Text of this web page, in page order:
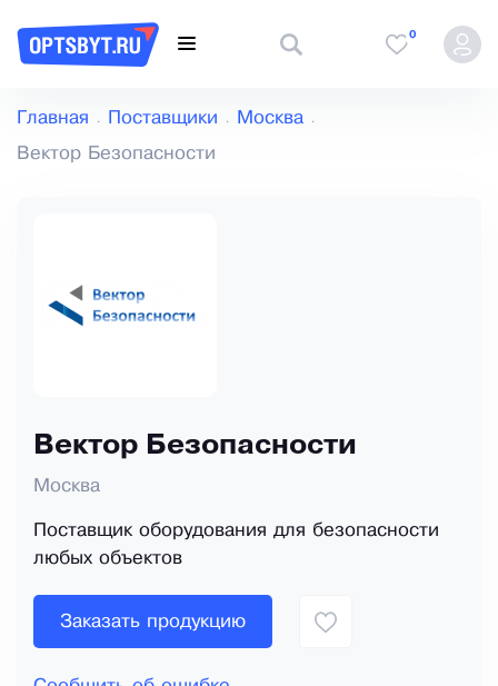
0
Главная Поставщики Москва
Вектор Безопасности
Вектор Безопасности
Москва
Поставщик оборудования для безопасности
любых объектов
Заказать продукцию